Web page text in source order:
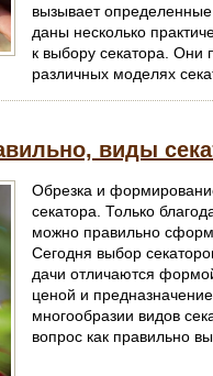
вызывает определенные
даны несколько
к выбору секатора. Они
различных моделях
виды
Обрезка и
секатора. Только
можно правильно
Сегодня выбор
дачи отличаются
ценой и
многообразии видов
вопрос как правильно